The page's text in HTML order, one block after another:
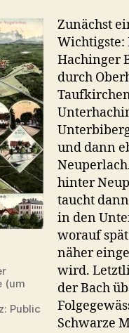
(um
Public
Zunächst
Wichtigste:
Hachinger
durch
und dann
hinter
taucht
in den
worauf
näher
wird.
der Bach
Schwarze